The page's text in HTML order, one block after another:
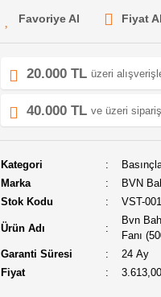
Fiyat
20.000 TL üzeri
40.000 TL ve üzeri
Kategori
Marka
BVN
Stok Kodu
VST-
Ürün Adı
Bvn
Fanı
Garanti Süresi
24 Ay
Fiyat